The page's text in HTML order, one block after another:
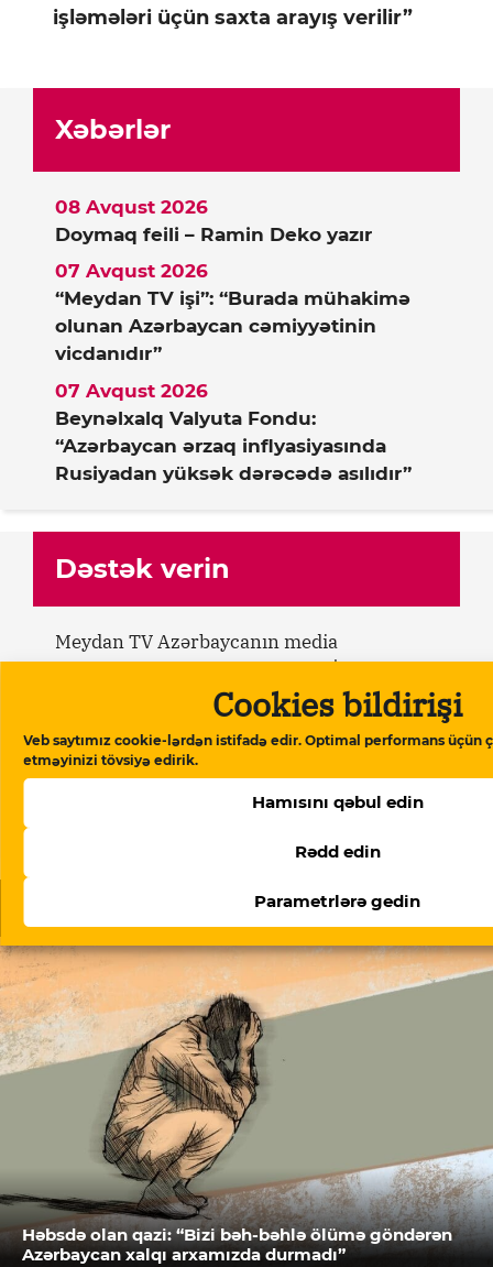
Cookies bildirişi
Veb saytımız cookie-lərdən istifadə edir. Optimal performans üçün
etməyinizi tövsiyə edirik.
Hamısını qəbul edin
Rədd edin
Parametrlərə gedin
işləmələri üçün saxta arayış verilir”
Xəbərlər
Doymaq feili – Ramin Deko yazır
08 Avqust 2026
“Meydan TV işi”: “Burada mühakimə
olunan Azərbaycan cəmiyyətinin
vicdanıdır”
07 Avqust 2026
Beynəlxalq Valyuta Fondu:
“Azərbaycan ərzaq inflyasiyasında
Rusiyadan yüksək dərəcədə asılıdır”
07 Avqust 2026
Dəstək verin
Meydan TV Azərbaycanın media
məkanındakı alternativ səsidir! İşimizin
davamlı olması üçün sizin də köməyinizə
ehtiyacımız var. Meydan TV-yə aylıq və ya
birdəfəlik yardımlarla dəstək olun.
Həbsdə olan qazi: “Bizi bəh-bəhlə ölümə göndərən
Azərbaycan xalqı arxamızda durmadı”